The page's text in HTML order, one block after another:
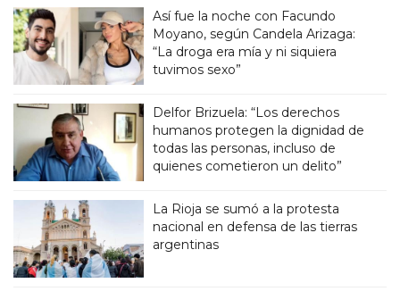
Así fue la noche con Facundo
Moyano, según Candela Arizaga:
“La droga era mía y ni siquiera
tuvimos sexo”
Delfor Brizuela: “Los derechos
humanos protegen la dignidad de
todas las personas, incluso de
quienes cometieron un delito”
La Rioja se sumó a la protesta
nacional en defensa de las tierras
argentinas